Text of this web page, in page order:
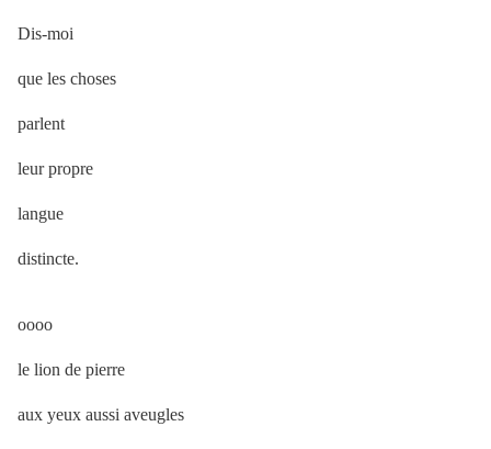
Dis-moi
que les choses
parlent
leur propre
langue
distincte.
oooo
le lion de pierre
aux yeux aussi aveugles